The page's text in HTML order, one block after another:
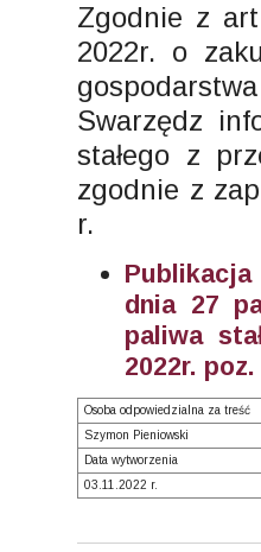
Zgodnie z
2022r. o
Swarzędz
stałego z
zgodnie z
r.
dnia 27
paliwa
2022r.
Osoba odpowiedzialna za treść
Szymon Pieniowski
Data wytworzenia
03.11.2022 r.